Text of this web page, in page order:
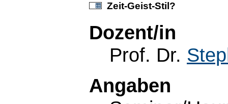
Zeit-Geist-Stil?
Dozent/in
Prof. Dr.
Angaben